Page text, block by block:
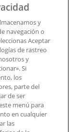
o en la
y
navegación o
Aceptar
de rastreo
y
Si
los
parte del
de ser
menú para
en cualquier
las